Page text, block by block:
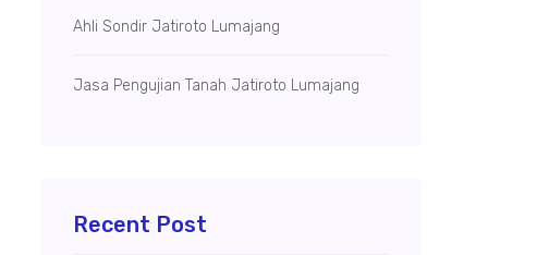
Ahli Sondir Jatiroto Lumajang
Jasa Pengujian Tanah Jatiroto Lumajang
Recent Post